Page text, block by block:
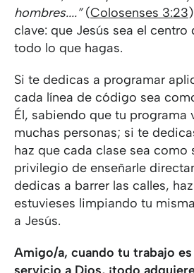
hombres....”(Colosenses 3:23
clave: que Jesús sea el centro
todo lo que hagas.
Si te dedicas a programar
cada línea de código sea
Él, sabiendo que tu programa
muchas personas; si te
haz que cada clase sea como
privilegio de enseñarle
dedicas a barrer las calles,
estuvieses limpiando tu
a Jesús.
Amigo/a, cuando tu trabajo